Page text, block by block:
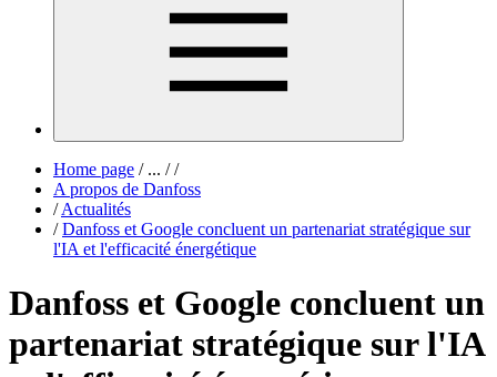
Home page /... / /
A propos de Danfoss
/ Actualités
/ Danfoss et Google concluent un partenariat stratégique sur
l'IA et l'efficacité énergétique
Danfoss et Google concluent un
partenariat stratégique sur l'IA